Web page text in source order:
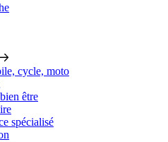
cycle, moto
être
spécialisé